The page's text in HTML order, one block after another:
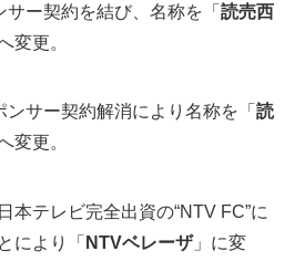
サー契約を結び、名称を「読売西
変更。
ンサー契約解消により名称を「読
変更。
本テレビ完全出資の“NTV FC”に
により「 NTVベレーザ」に変